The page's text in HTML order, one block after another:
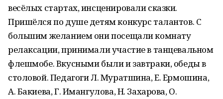
весёлых стартах, инсценировали сказки.
Пришёлся по душе детям конкурс талантов. С
большим желанием они посещали комнату
релаксации, принимали участие в танцевальном
флешмобе. Вкусными были и завтраки, обеды в
столовой. Педагоги Л. Муратшина, Е. Ермошина,
А. Бакиева, Г. Имангулова, Н. Захарова, О.